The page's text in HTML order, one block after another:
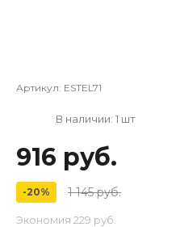
Артикул: ESTEL71
В наличии: 1 шт
916 руб.
-20% 1 145 руб.
Экономия 229 руб.